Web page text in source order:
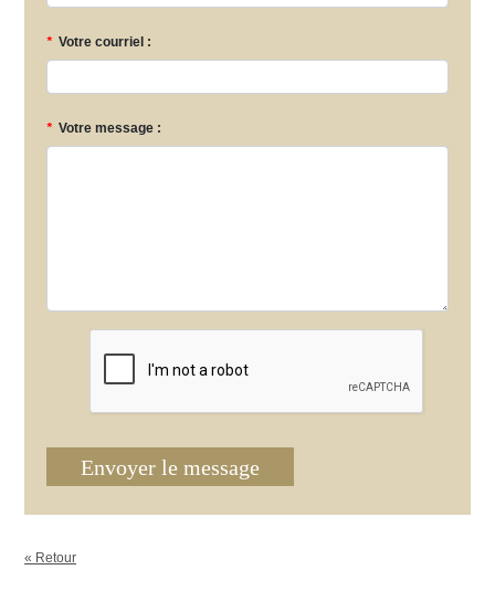
* Votre courriel :
* Votre message :
Envoyer le message
« Retour